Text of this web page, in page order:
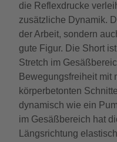
die Reflexdrucke
zusätzliche Dynamik.
der Arbeit, sondern
gute Figur. Die Short
Stretch im
Bewegungsfreiheit mit
körperbetonten
dynamisch wie ein
im Gesäßbereich hat
Längsrichtung